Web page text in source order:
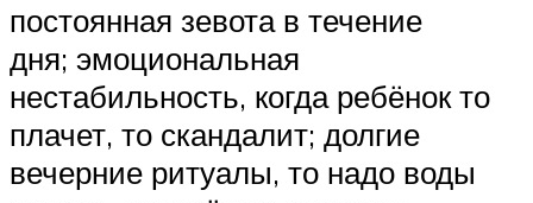
постоянная зевота в течение
дня; эмоциональная
нестабильность, когда ребёнок то
плачет, то скандалит; долгие
вечерние ритуалы, то надо воды